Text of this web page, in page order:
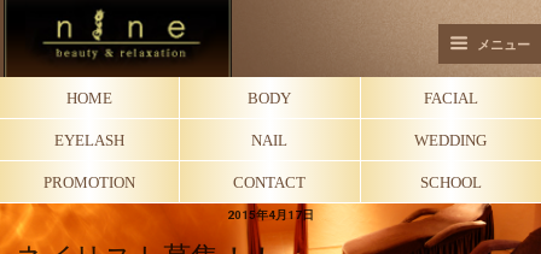
メニュー
HOME BODY FACIAL
EYELASH NAIL WEDDING
PROMOTION CONTACT SCHOOL
2015年4月17日